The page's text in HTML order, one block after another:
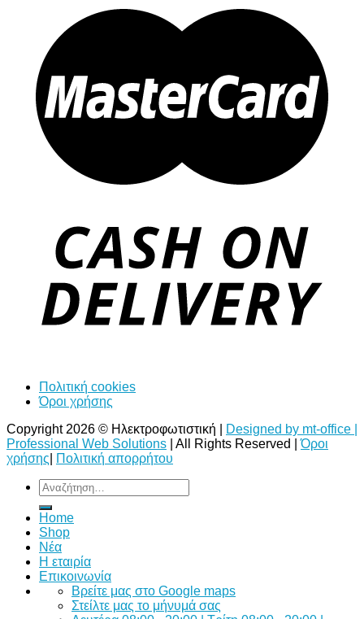
Πολιτική cookies
Όροι χρήσης
Copyright 2026 © Ηλεκτροφωτιστική |
Designed by mt-office |
Professional Web Solutions | All Rights Reserved |Όροι
χρήσης
Πολιτική απορρήτου
Αναζήτηση
για:
Home
Shop
Νέα
Η εταιρία
Επικοινωνία
Bρείτε μας στο Google maps
Στείλτε μας το μήνυμά σας